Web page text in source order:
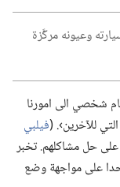
وعيونه مركَّزة
شخصي الى امورنا
للآخرين›.‏ (‏فيلبي
على حل مشاكلهم.‏ تخبر
احدا على مواجهة وضع